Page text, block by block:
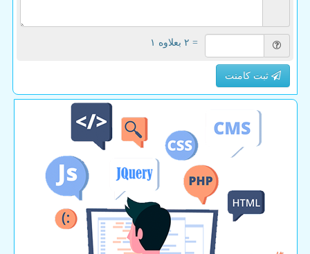
= ۲ بعلاوه ۱
ثبت کامنت